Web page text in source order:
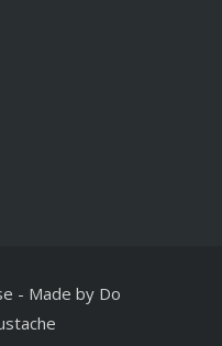
- Made by Do